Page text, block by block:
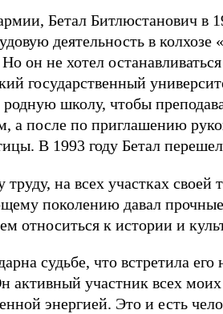
Бетал Битлюстанович в
деятельность в
он не хотел
государственный
родную школу, чтобы
а после по приглашению
В 1993 году Бетал
на всех участках своей
поколению давал
относиться к истории и
судьбе, что встретила
участник всех моих
энергией. Это и есть